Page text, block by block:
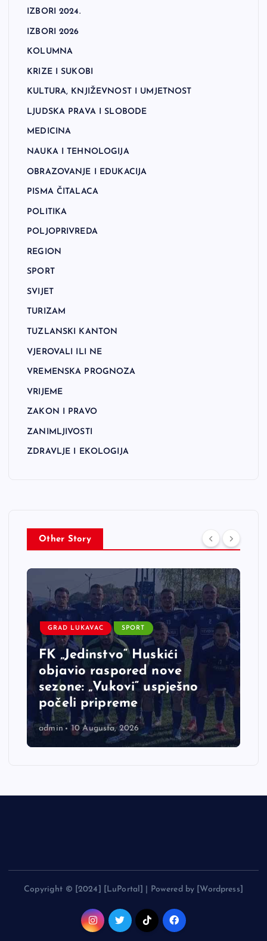
IZBORI 2024.
IZBORI 2026
KOLUMNA
KRIZE I SUKOBI
KULTURA, KNJIŽEVNOST I UMJETNOST
LJUDSKA PRAVA I SLOBODE
MEDICINA
NAUKA I TEHNOLOGIJA
OBRAZOVANJE I EDUKACIJA
PISMA ČITALACA
POLITIKA
POLJOPRIVREDA
REGION
SPORT
SVIJET
TURIZAM
TUZLANSKI KANTON
VJEROVALI ILI NE
VREMENSKA PROGNOZA
VRIJEME
ZAKON I PRAVO
ZANIMLJIVOSTI
ZDRAVLJE I EKOLOGIJA
Other Story
GRAD LUKAVAC SPORT
FK „Jedinstvo“ Huskići
objavio raspored nove
sezone: „Vukovi“ uspješno
počeli pripreme
admin 10 Augusta, 2026
Copyright © [2024] [LuPortal] | Powered by [Wordpress]